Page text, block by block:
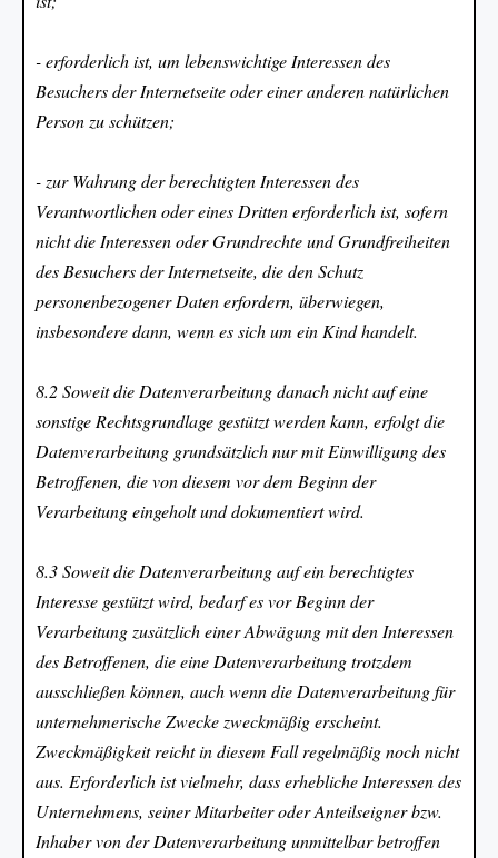
- erforderlich ist, um lebenswichtige Interessen des
Besuchers der Internetseite oder einer anderen natürlichen
Person zu schützen;
- zur Wahrung der berechtigten Interessen des
Verantwortlichen oder eines Dritten erforderlich ist, sofern
nicht die Interessen oder Grundrechte und Grundfreiheiten
des Besuchers der Internetseite, die den Schutz
personenbezogener Daten erfordern, überwiegen,
insbesondere dann, wenn es sich um ein Kind handelt.
8.2 Soweit die Datenverarbeitung danach nicht auf eine
sonstige Rechtsgrundlage gestützt werden kann, erfolgt die
Datenverarbeitung grundsätzlich nur mit Einwilligung des
Betroffenen, die von diesem vor dem Beginn der
Verarbeitung eingeholt und dokumentiert wird.
8.3 Soweit die Datenverarbeitung auf ein berechtigtes
Interesse gestützt wird, bedarf es vor Beginn der
Verarbeitung zusätzlich einer Abwägung mit den Interessen
des Betroffenen, die eine Datenverarbeitung trotzdem
ausschließen können, auch wenn die Datenverarbeitung für
unternehmerische Zwecke zweckmäßig erscheint.
Zweckmäßigkeit reicht in diesem Fall regelmäßig noch nicht
aus. Erforderlich ist vielmehr, dass erhebliche Interessen des
Unternehmens, seiner Mitarbeiter oder Anteilseigner bzw.
Inhaber von der Datenverarbeitung unmittelbar betroffen